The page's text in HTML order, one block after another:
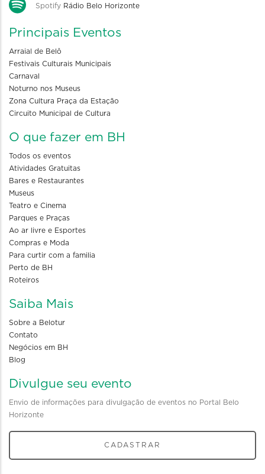
Spotify Rádio Belo Horizonte
Principais Eventos
Arraial de Belô
Festivais Culturais Municipais
Carnaval
Noturno nos Museus
Zona Cultura Praça da Estação
Circuito Municipal de Cultura
O que fazer em BH
Todos os eventos
Atividades Gratuitas
Bares e Restaurantes
Museus
Teatro e Cinema
Parques e Praças
Ao ar livre e Esportes
Compras e Moda
Para curtir com a familia
Perto de BH
Roteiros
Saiba Mais
Sobre a Belotur
Contato
Negócios em BH
Blog
Divulgue seu evento
Envio de informações para divulgação de eventos no Portal Belo
Horizonte
CADASTRAR